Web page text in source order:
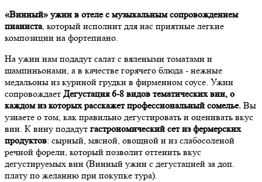
«Винный» ужин в отеле с музыкальным сопровождением
пианиста, который исполнит для нас приятные легкие
композиции на фортепиано.
На ужин нам подадут салат с вялеными томатами и
шампиньонами, а в качестве горячего блюда - нежные
медальоны из куриной грудки в фирменном соусе. Ужин
сопровождает Дегустация 6-8 видов тематических вин, о
каждом из которых расскажет профессиональный сомелье. Вы
узнаете о том, как правильно дегустировать и оценивать вкус
вин. К вину подадут гастрономический сет из фермерских
продуктов: сырный, мясной, овощной и из слабосоленой
речной форели, который позволит оттенить вкус
дегустируемых вин (Винный ужин с дегустацией за доп.
плату по желанию при покупке тура).